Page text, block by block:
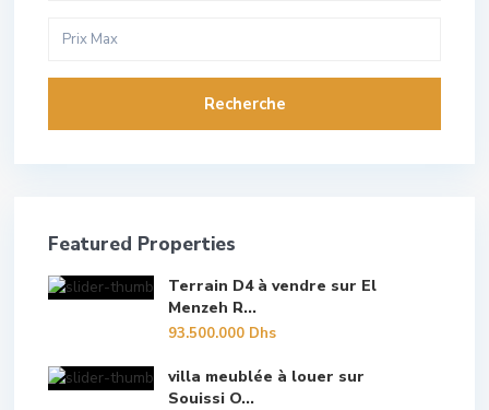
Recherche
Featured Properties
Terrain D4 à vendre sur El
Menzeh R...
93.500.000 Dhs
villa meublée à louer sur
Souissi O...